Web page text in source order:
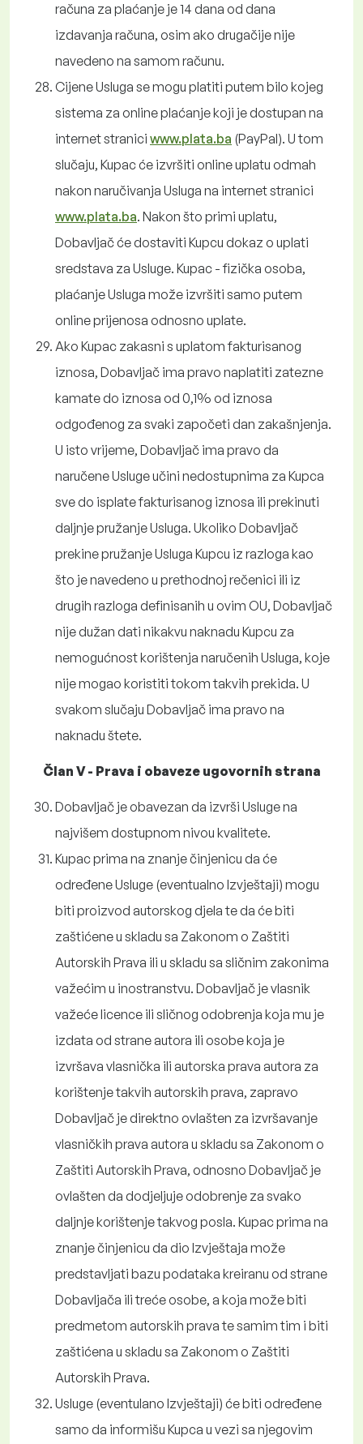
računa za plaćanje je 14 dana od dana
izdavanja računa, osim ako drugačije nije
navedeno na samom računu.
Cijene Usluga se mogu platiti putem bilo kojeg
sistema za online plaćanje koji je dostupan na
internet stranici www.plata.ba (PayPal). U tom
slučaju, Kupac će izvršiti online uplatu odmah
nakon naručivanja Usluga na internet stranici
www.plata.ba. Nakon što primi uplatu,
Dobavljač će dostaviti Kupcu dokaz o uplati
sredstava za Usluge. Kupac - fizička osoba,
plaćanje Usluga može izvršiti samo putem
online prijenosa odnosno uplate.
Ako Kupac zakasni s uplatom fakturisanog
iznosa, Dobavljač ima pravo naplatiti zatezne
kamate do iznosa od 0,1% od iznosa
odgođenog za svaki započeti dan zakašnjenja.
U isto vrijeme, Dobavljač ima pravo da
naručene Usluge učini nedostupnima za Kupca
sve do isplate fakturisanog iznosa ili prekinuti
daljnje pružanje Usluga. Ukoliko Dobavljač
prekine pružanje Usluga Kupcu iz razloga kao
što je navedeno u prethodnoj rečenici ili iz
drugih razloga definisanih u ovim OU, Dobavljač
nije dužan dati nikakvu naknadu Kupcu za
nemogućnost korištenja naručenih Usluga, koje
nije mogao koristiti tokom takvih prekida. U
svakom slučaju Dobavljač ima pravo na
naknadu štete.
Član V - Prava i obaveze ugovornih strana
Dobavljač je obavezan da izvrši Usluge na
najvišem dostupnom nivou kvalitete.
Kupac prima na znanje činjenicu da će
određene Usluge (eventualno Izvještaji) mogu
biti proizvod autorskog djela te da će biti
zaštićene u skladu sa Zakonom o Zaštiti
Autorskih Prava ili u skladu sa sličnim zakonima
važećim u inostranstvu. Dobavljač je vlasnik
važeće licence ili sličnog odobrenja koja mu je
izdata od strane autora ili osobe koja je
izvršava vlasnička ili autorska prava autora za
korištenje takvih autorskih prava, zapravo
Dobavljač je direktno ovlašten za izvršavanje
vlasničkih prava autora u skladu sa Zakonom o
Zaštiti Autorskih Prava, odnosno Dobavljač je
ovlašten da dodjeljuje odobrenje za svako
daljnje korištenje takvog posla. Kupac prima na
znanje činjenicu da dio Izvještaja može
predstavljati bazu podataka kreiranu od strane
Dobavljača ili treće osobe, a koja može biti
predmetom autorskih prava te samim tim i biti
zaštićena u skladu sa Zakonom o Zaštiti
Autorskih Prava.
Usluge (eventulano Izvještaji) će biti određene
samo da informišu Kupca u vezi sa njegovim